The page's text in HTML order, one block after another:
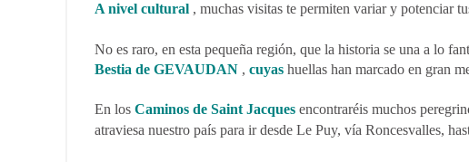
A nivel cultural , muchas visitas te permiten variar y potenciar
No es raro, en esta pequeña región, que la historia se una a lo
Bestia de GEVAUDAN , cuyas huellas han marcado en gran
En los Caminos de Saint Jacques encontraréis muchos
atraviesa nuestro país para ir desde Le Puy, vía Roncesvalles,